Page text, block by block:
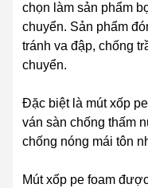
chọn làm sản phẩm
chuyển. Sản phẩm
tránh va đập, chống
chuyển.
Đặc biệt là mút xốp
ván sàn chống thấm
chống nóng mái tôn
Mút xốp pe foam